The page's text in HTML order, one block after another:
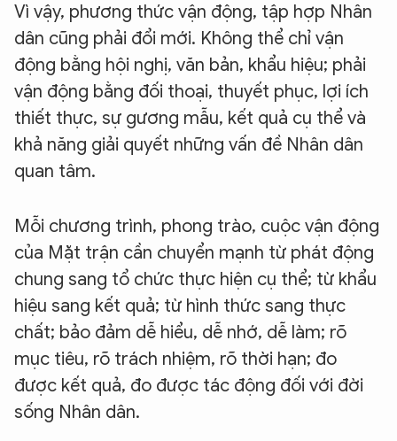
Vì vậy, phương thức vận động, tập hợp Nhân
dân cũng phải đổi mới. Không thể chỉ vận
động bằng hội nghị, văn bản, khẩu hiệu; phải
vận động bằng đối thoại, thuyết phục, lợi ích
thiết thực, sự gương mẫu, kết quả cụ thể và
khả năng giải quyết những vấn đề Nhân dân
quan tâm.
Mỗi chương trình, phong trào, cuộc vận động
của Mặt trận cần chuyển mạnh từ phát động
chung sang tổ chức thực hiện cụ thể; từ khẩu
hiệu sang kết quả; từ hình thức sang thực
chất; bảo đảm dễ hiểu, dễ nhớ, dễ làm; rõ
mục tiêu, rõ trách nhiệm, rõ thời hạn; đo
được kết quả, đo được tác động đối với đời
sống Nhân dân.